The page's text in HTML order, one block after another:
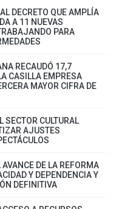
DECRETO QUE AMPLÍA
A 11 NUEVAS
PARA
RECAUDÓ 17,7
CASILLA EMPRESA
MAYOR CIFRA DE
SECTOR CULTURAL
AJUSTES
DE LA REFORMA
Y DEPENDENCIA Y
DEFINITIVA